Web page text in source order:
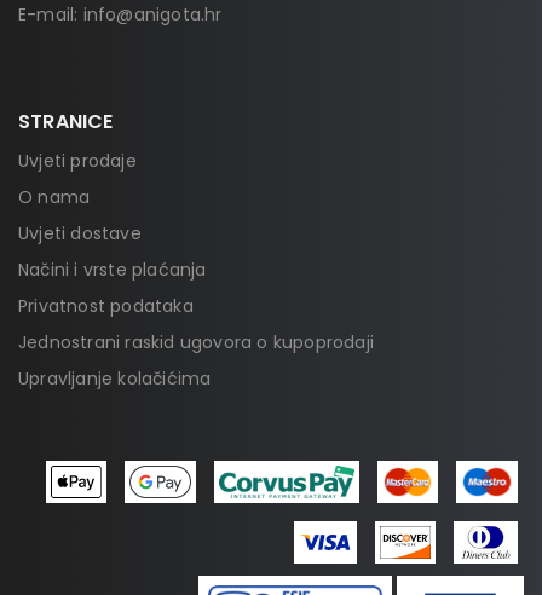
E-mail: info@anigota.hr
STRANICE
Uvjeti prodaje
O nama
Uvjeti dostave
Načini i vrste plaćanja
Privatnost podataka
Jednostrani raskid ugovora o kupoprodaji
Upravljanje kolačićima